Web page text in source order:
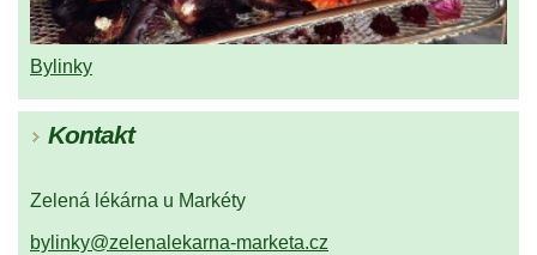
Bylinky
Kontakt
Zelená lékárna u Markéty
bylinky@zelenalekarna-marketa.cz